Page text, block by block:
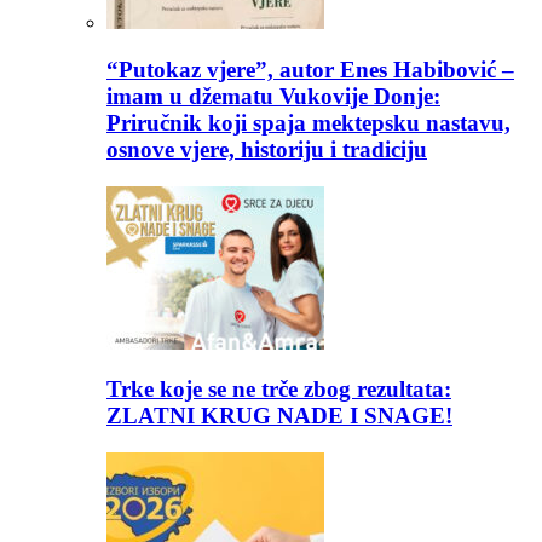
“Putokaz vjere”, autor Enes Habibović –
imam u džematu Vukovije Donje:
Priručnik koji spaja mektepsku nastavu,
osnove vjere, historiju i tradiciju
Trke koje se ne trče zbog rezultata:
ZLATNI KRUG NADE I SNAGE!